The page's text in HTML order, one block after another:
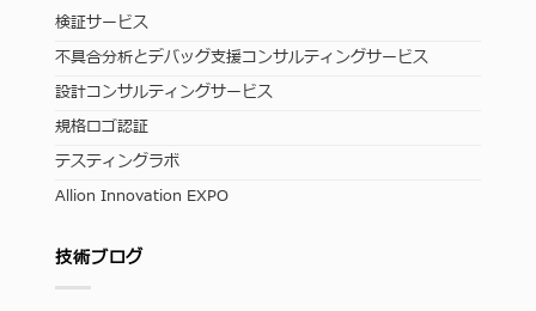
検証サービス
不具合分析とデバッグ支援コンサルティングサービス
設計コンサルティングサービス
規格ロゴ認証
テスティングラボ
Allion Innovation EXPO
技術ブログ